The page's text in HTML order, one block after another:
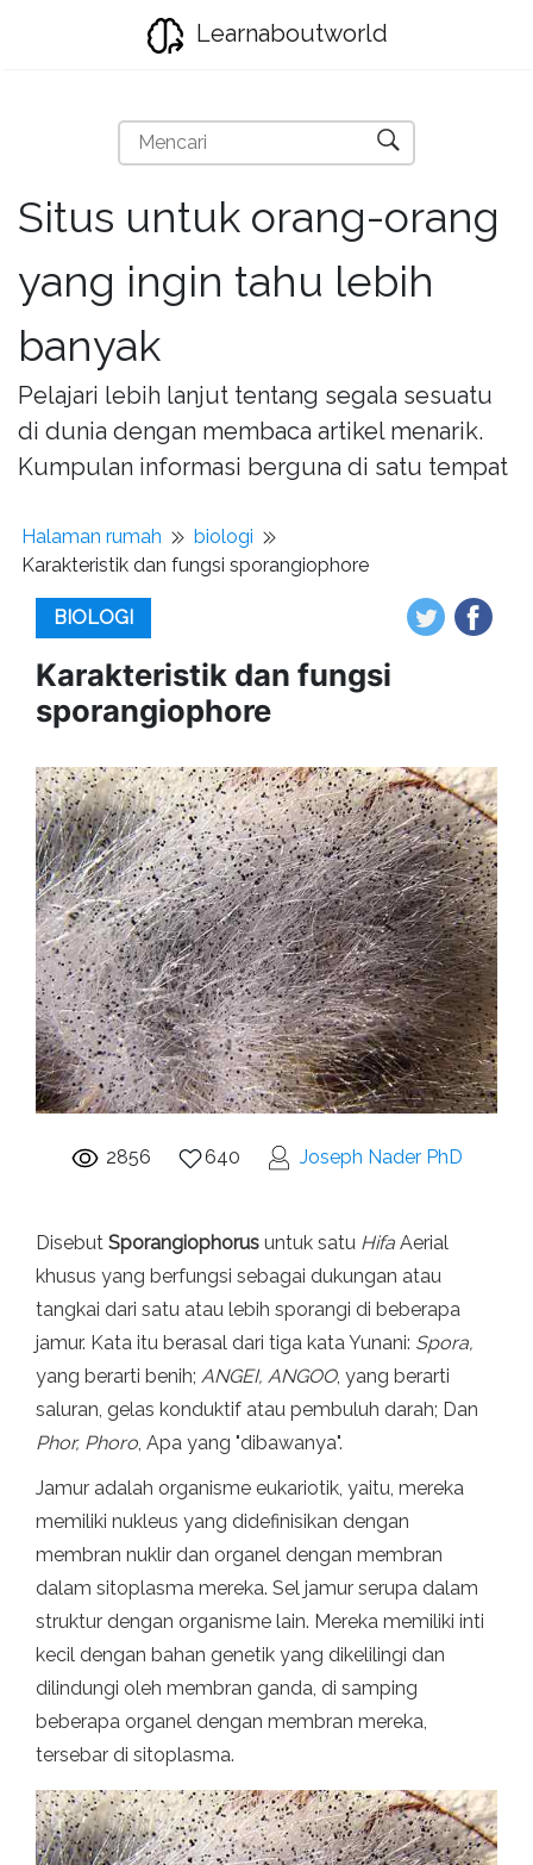
Learnaboutworld
Situs untuk orang-orang
yang ingin tahu lebih
banyak
Pelajari lebih lanjut tentang segala sesuatu
di dunia dengan membaca artikel menarik.
Kumpulan informasi berguna di satu tempat
Halaman rumah
biologi
Karakteristik dan fungsi sporangiophore
BIOLOGI
Karakteristik dan fungsi
sporangiophore
2856 640 Joseph Nader PhD
Disebut Sporangiophorus untuk satu Hifa Aerial
khusus yang berfungsi sebagai dukungan atau
tangkai dari satu atau lebih sporangi di beberapa
jamur. Kata itu berasal dari tiga kata Yunani: Spora,
yang berarti benih; ANGEI, ANGOO, yang berarti
saluran, gelas konduktif atau pembuluh darah; Dan
Phor, Phoro, Apa yang "dibawanya".
Jamur adalah organisme eukariotik, yaitu, mereka
memiliki nukleus yang didefinisikan dengan
membran nuklir dan organel dengan membran
dalam sitoplasma mereka. Sel jamur serupa dalam
struktur dengan organisme lain. Mereka memiliki inti
kecil dengan bahan genetik yang dikelilingi dan
dilindungi oleh membran ganda, di samping
beberapa organel dengan membran mereka,
tersebar di sitoplasma.